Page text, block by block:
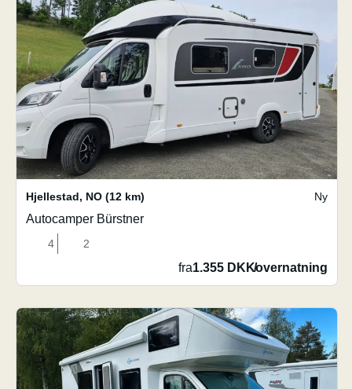
Hjellestad, NO (12 km) Ny
Autocamper Bürstner
4 2
fra1.355 DKK/overnatning